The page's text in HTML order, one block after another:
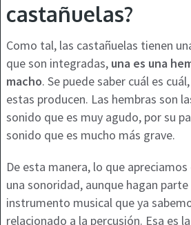
castañuelas?
Como tal, las castañuelas tienen
que son integradas, una es una
macho. Se puede saber cuál es
estas producen. Las hembras son
sonido que es muy agudo, por su
sonido que es mucho más grave.
De esta manera, lo que
una sonoridad, aunque hagan
instrumento musical que ya
relacionado a la percusión. Esa es